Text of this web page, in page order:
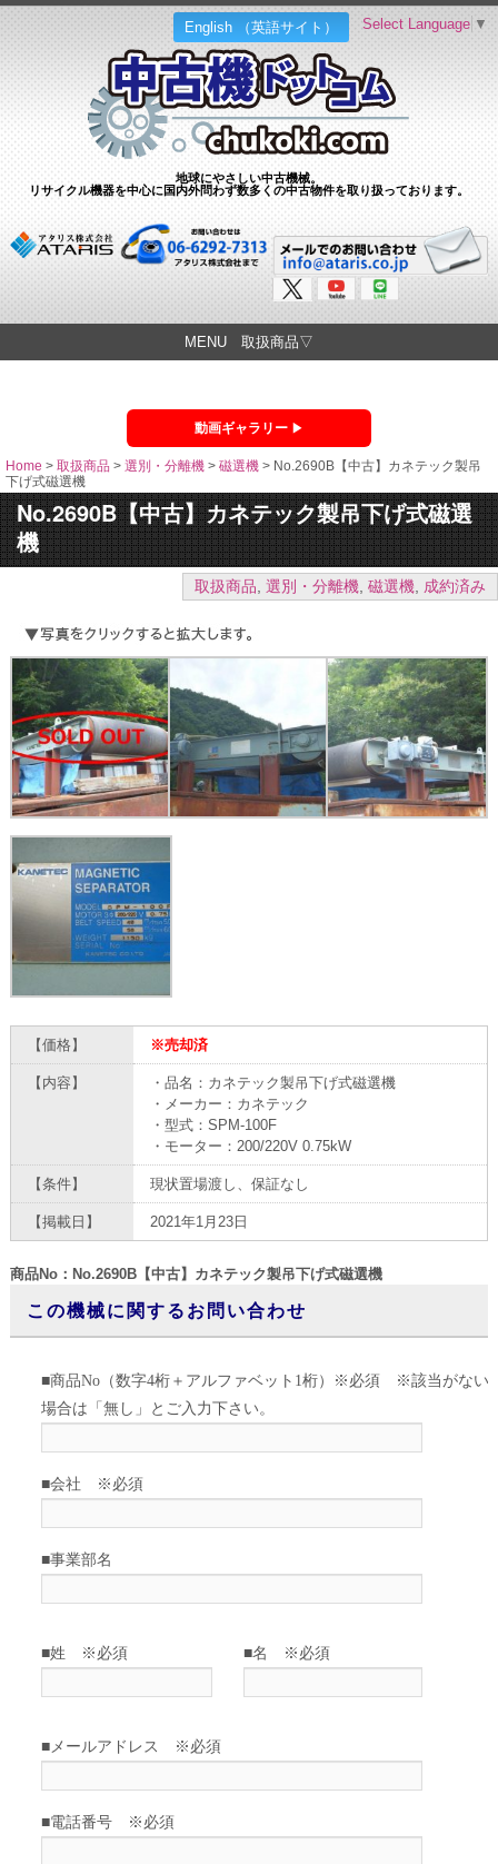
English （英語サイト）
地球にやさしい中古機械。
リサイクル機器を中心に国内外問わず数多くの中古物件を取り扱っております。
Select Language ▼
MENU 取扱商品▽
動画ギャラリー
Home > 取扱商品 > 選別・分離機 > 磁選機 > No.2690B【中古】カネテック製吊
下げ式磁選機
No.2690B【中古】カネテック製吊下げ式磁選
機
取扱商品, 選別・分離機, 磁選機, 成約済み
【価格】 ※売却済
【内容】
・品名：カネテック製吊下げ式磁選機
・メーカー：カネテック
・型式：SPM-100F
・モーター：200/220V 0.75kW
【条件】 現状置場渡し、保証なし
【掲載日】 2021年1月23日
商品No：No.2690B【中古】カネテック製吊下げ式磁選機
この機械に関するお問い合わせ